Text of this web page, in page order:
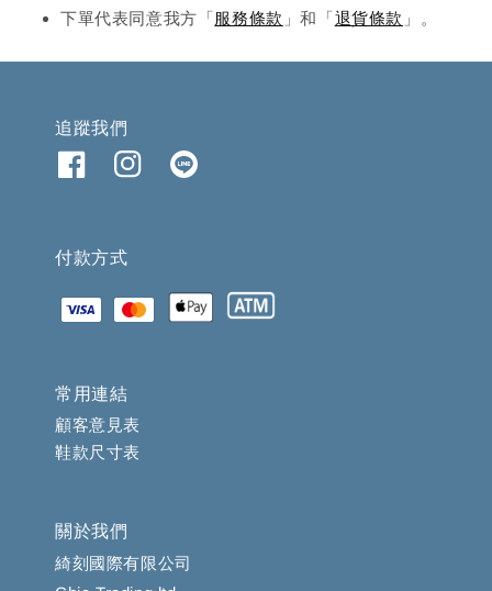
下單代表同意我方「服務條款 」和「退貨條款 」。
追蹤我們
付款方式
常用連結
顧客意見表
鞋款尺寸表
關於我們
綺刻國際有限公司